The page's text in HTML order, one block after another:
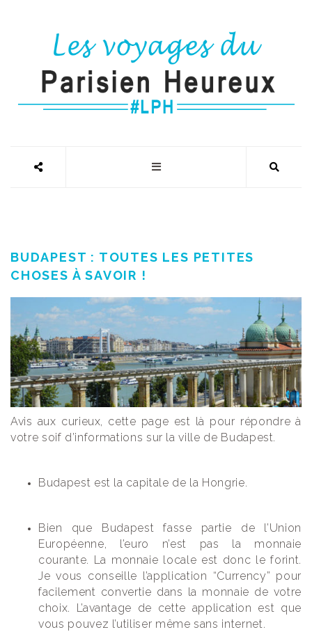
BUDAPEST : TOUTES LES PETITES
CHOSES À SAVOIR !
Avis aux curieux, cette page est là pour répondre à
votre soif d’informations sur la ville de Budapest.
Budapest est la capitale de la Hongrie.
Bien que Budapest fasse partie de l’Union
Européenne, l’euro n’est pas la monnaie
courante. La monnaie locale est donc le forint.
Je vous conseille l’application “Currency” pour
facilement convertie dans la monnaie de votre
choix. L’avantage de cette application est que
vous pouvez l’utiliser même sans internet.